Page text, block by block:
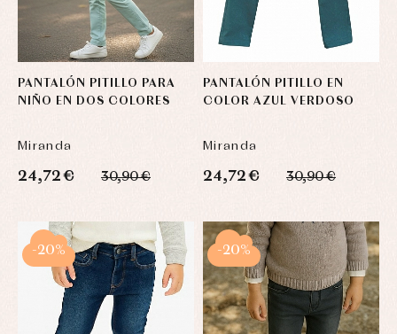
PANTALÓN PITILLO PARA
NIÑO EN DOS COLORES
Miranda
24,72 € 30,90 €
PANTALÓN PITILLO EN
COLOR AZUL VERDOSO
Miranda
24,72 € 30,90 €
-20% -20%
y
ranitas
Ropa
interior,
pijamas...
camisas
Chaquetas
y
Conjuntos
interior
Vestidos
capotas
Leotardos